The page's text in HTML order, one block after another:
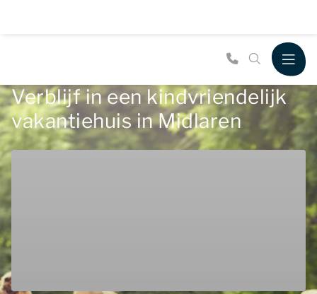
Verblijf in een kindvriendelijk
vakantiehuis in Midlaren